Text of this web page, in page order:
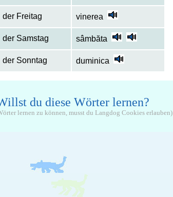
der Freitag vinerea
der Samstag sâmbăta
der Sonntag duminica
du diese Wörter lernen?
lernen zu können, musst du Langdog Cookies erlauben)